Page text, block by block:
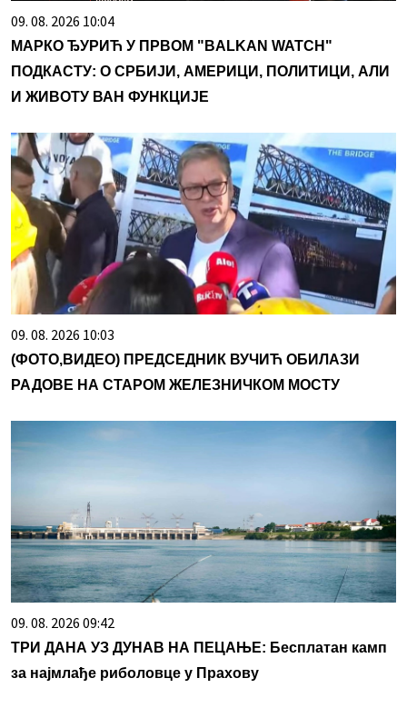
09. 08. 2026 10:04
МАРКО ЂУРИЋ У ПРВОМ "BALKAN WATCH"
ПОДКАСТУ: О СРБИЈИ, АМЕРИЦИ, ПОЛИТИЦИ, АЛИ
И ЖИВОТУ ВАН ФУНКЦИЈЕ
09. 08. 2026 10:03
(ФОТО,ВИДЕО) ПРЕДСЕДНИК ВУЧИЋ ОБИЛАЗИ
РАДОВЕ НА СТАРОМ ЖЕЛЕЗНИЧКОМ МОСТУ
09. 08. 2026 09:42
ТРИ ДАНА УЗ ДУНАВ НА ПЕЦАЊЕ: Бесплатан камп
за најмлађе риболовце у Прахову